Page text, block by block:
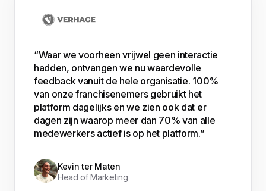
“Waar we voorheen vrijwel geen interactie
hadden, ontvangen we nu waardevolle
feedback vanuit de hele organisatie. 100%
van onze franchisenemers gebruikt het
platform dagelijks en we zien ook dat er
dagen zijn waarop meer dan 70% van alle
medewerkers actief is op het platform.”
Kevin ter Maten
Head of Marketing